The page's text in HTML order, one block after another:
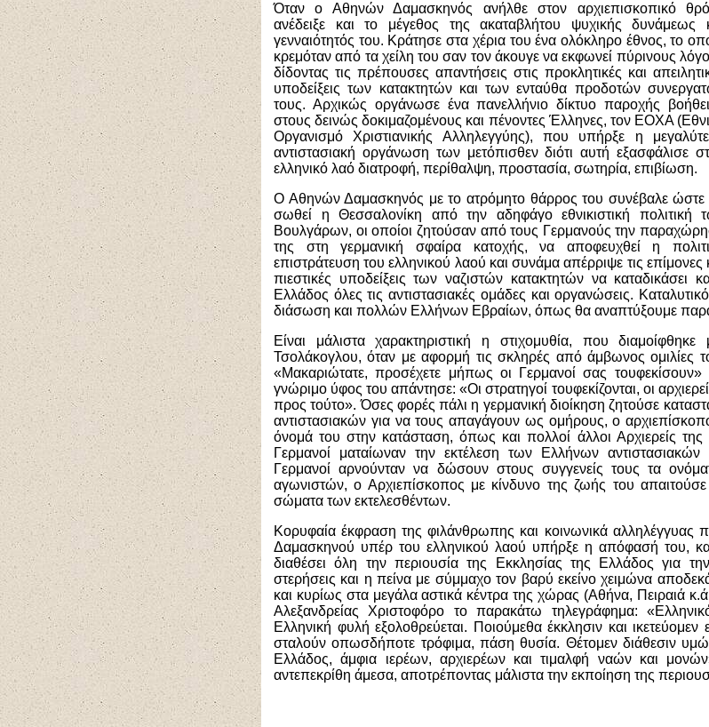
Όταν ο Αθηνών Δαμασκηνός ανήλθε στον αρχιεπισκοπικό
ανέδειξε και το μέγεθος της ακαταβλήτου ψυχικής δυνάμεως
γενναιότητός του. Κράτησε στα χέρια του ένα ολόκληρο έθνος, το
κρεμόταν από τα χείλη του σαν τον άκουγε να εκφωνεί πύρινους
δίδοντας τις πρέπουσες απαντήσεις στις προκλητικές και
υποδείξεις των κατακτητών και των ενταύθα προδοτών
τους. Αρχικώς οργάνωσε ένα πανελλήνιο δίκτυο παροχής
στους δεινώς δοκιμαζομένους και πένοντες Έλληνες, τον ΕΟΧΑ
Οργανισμό Χριστιανικής Αλληλεγγύης), που υπήρξε η
αντιστασιακή οργάνωση των μετόπισθεν διότι αυτή εξασφάλισε
ελληνικό λαό διατροφή, περίθαλψη, προστασία, σωτηρία, επιβίωση.
Ο Αθηνών Δαμασκηνός με το ατρόμητο θάρρος του συνέβαλε ώστε
σωθεί η Θεσσαλονίκη από την αδηφάγο εθνικιστική πολιτική
Βουλγάρων, οι οποίοι ζητούσαν από τους Γερμανούς την
της στη γερμανική σφαίρα κατοχής, να αποφευχθεί η
επιστράτευση του ελληνικού λαού και συνάμα απέρριψε τις επίμονες
πιεστικές υποδείξεις των ναζιστών κατακτητών να καταδικάσει
Ελλάδος όλες τις αντιστασιακές ομάδες και οργανώσεις.
διάσωση και πολλών Ελλήνων Εβραίων, όπως θα αναπτύξουμε
Είναι μάλιστα χαρακτηριστική η στιχομυθία, που
Τσολάκογλου, όταν με αφορμή τις σκληρές από άμβωνος ομιλίες
«Μακαριώτατε, προσέχετε μήπως οι Γερμανοί σας
γνώριμο ύφος του απάντησε: «Οι στρατηγοί τουφεκίζονται, οι
προς τούτο». Όσες φορές πάλι η γερμανική διοίκηση ζητούσε
αντιστασιακών για να τους απαγάγουν ως ομήρους, ο
όνομά του στην κατάσταση, όπως και πολλοί άλλοι Αρχιερείς
Γερμανοί ματαίωναν την εκτέλεση των Ελλήνων
Γερμανοί αρνούνταν να δώσουν στους συγγενείς τους τα
αγωνιστών, ο Αρχιεπίσκοπος με κίνδυνο της ζωής του
σώματα των εκτελεσθέντων.
Κορυφαία έκφραση της φιλάνθρωπης και κοινωνικά αλληλέγγυας
Δαμασκηνού υπέρ του ελληνικού λαού υπήρξε η απόφασή του,
διαθέσει όλη την περιουσία της Εκκλησίας της Ελλάδος για
στερήσεις και η πείνα με σύμμαχο τον βαρύ εκείνο χειμώνα
και κυρίως στα μεγάλα αστικά κέντρα της χώρας (Αθήνα, Πειραιά
Αλεξανδρείας Χριστοφόρο το παρακάτω τηλεγράφημα:
Ελληνική φυλή εξολοθρεύεται. Ποιούμεθα έκκλησιν και
σταλούν οπωσδήποτε τρόφιμα, πάση θυσία. Θέτομεν διάθεσιν
Ελλάδος, άμφια ιερέων, αρχιερέων και τιμαλφή ναών και
αντεπεκρίθη άμεσα, αποτρέποντας μάλιστα την εκποίηση της